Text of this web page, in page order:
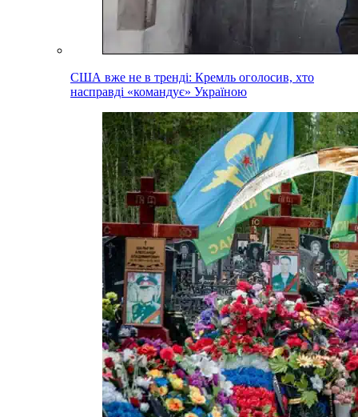
США вже не в тренді: Кремль оголосив, хто
насправді «командує» Україною